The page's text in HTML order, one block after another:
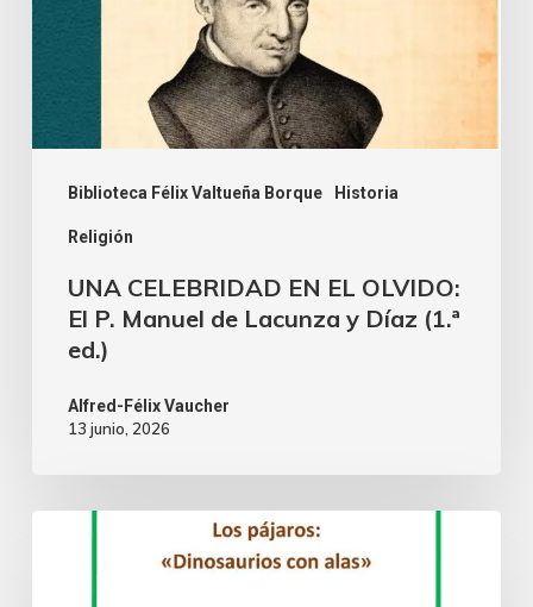
Biblioteca Félix Valtueña Borque Historia
Religión
UNA CELEBRIDAD EN EL OLVIDO:
El P. Manuel de Lacunza y Díaz (1.ª
ed.)
Alfred-Félix Vaucher
13 junio, 2026